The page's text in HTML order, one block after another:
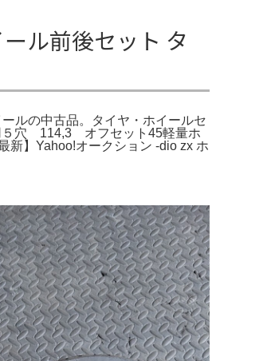
ル前後セット タ
ルの中古品。タイヤ・ホイールセ
５穴 114,3 オフセット45軽量ホ
】Yahoo!オークション -dio zx ホ